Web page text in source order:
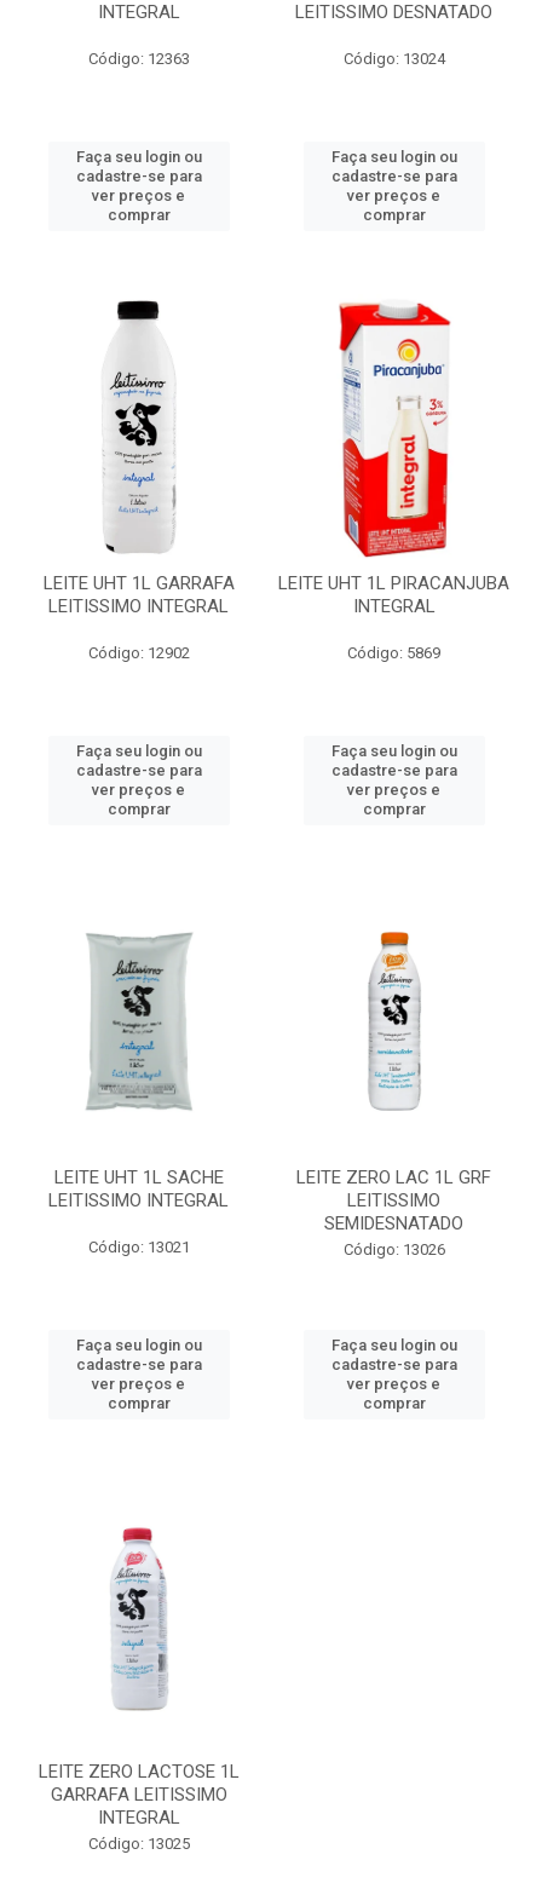
INTEGRAL
Código: 12363
Faça seu login ou
cadastre-se para
ver preços e
comprar
LEITISSIMO DESNATADO
Código: 13024
Faça seu login ou
cadastre-se para
ver preços e
comprar
LEITE UHT 1L GARRAFA
LEITISSIMO INTEGRAL
Código: 12902
Faça seu login ou
cadastre-se para
ver preços e
comprar
LEITE UHT 1L PIRACANJUBA
INTEGRAL
Código: 5869
Faça seu login ou
cadastre-se para
ver preços e
comprar
LEITE UHT 1L SACHE
LEITISSIMO INTEGRAL
Código: 13021
Faça seu login ou
cadastre-se para
ver preços e
comprar
LEITE ZERO LAC 1L GRF
LEITISSIMO
SEMIDESNATADO
Código: 13026
Faça seu login ou
cadastre-se para
ver preços e
comprar
LEITE ZERO LACTOSE 1L
GARRAFA LEITISSIMO
INTEGRAL
Código: 13025